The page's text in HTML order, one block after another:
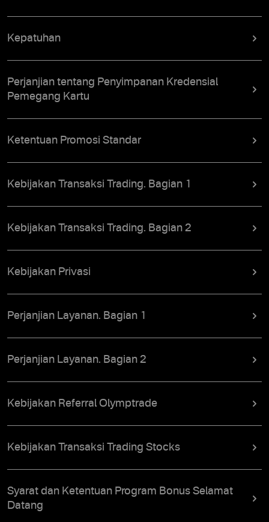
Kepatuhan
Perjanjian tentang Penyimpanan Kredensial
Pemegang Kartu
Ketentuan Promosi Standar
Kebijakan Transaksi Trading. Bagian 1
Kebijakan Transaksi Trading. Bagian 2
Kebijakan Privasi
Perjanjian Layanan. Bagian 1
Perjanjian Layanan. Bagian 2
Kebijakan Referral Olymptrade
Kebijakan Transaksi Trading Stocks
Syarat dan Ketentuan Program Bonus Selamat
Datang